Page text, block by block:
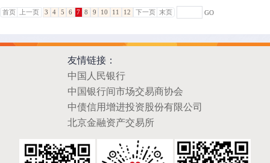
首页 上一页 3 4 5 6 7 8 9 10 11 12 下一页 末页 GO
友情链接：
中国人民银行
中国银行间市场交易商协会
中债信用增进投资股份有限公司
北京金融资产交易所